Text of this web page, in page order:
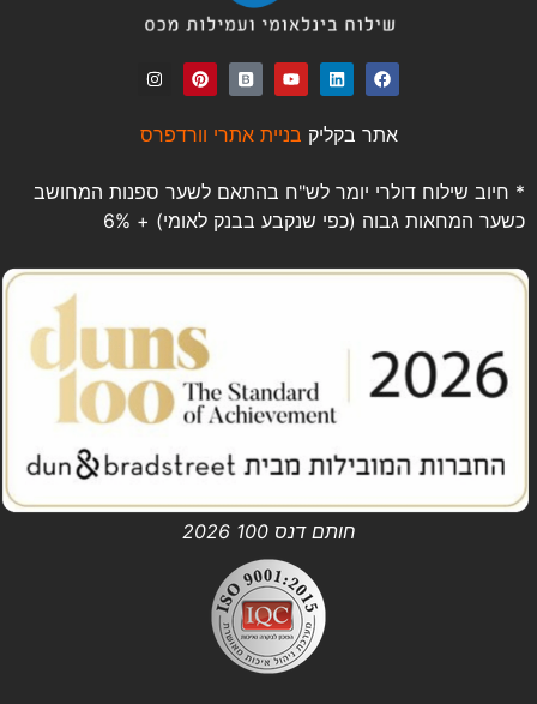
אתר בקליק בניית אתרי וורדפרס
* חיוב שילוח דולרי יומר לש"ח בהתאם לשער ספנות המחושב
כשער המחאות גבוה (כפי שנקבע בבנק לאומי) + 6%
חותם דנס 100 2026